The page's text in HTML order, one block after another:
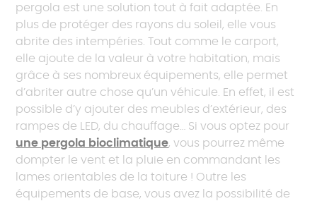
pergola est une solution tout à fait adaptée. En
plus de protéger des rayons du soleil, elle vous
abrite des intempéries. Tout comme le carport,
elle ajoute de la valeur à votre habitation, mais
grâce à ses nombreux équipements, elle permet
d’abriter autre chose qu’un véhicule. En effet, il est
possible d’y ajouter des meubles d’extérieur, des
rampes de LED, du chauffage… Si vous optez pour
une pergola bioclimatique, vous pourrez même
dompter le vent et la pluie en commandant les
lames orientables de la toiture ! Outre les
équipements de base, vous avez la possibilité de